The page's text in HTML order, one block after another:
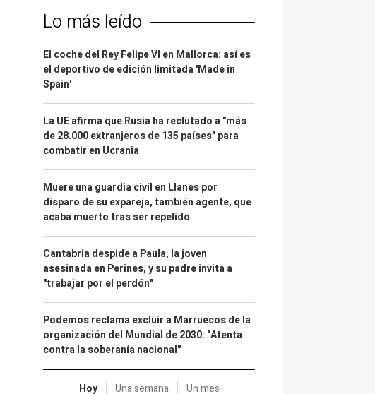
Lo más leído
El coche del Rey Felipe VI en Mallorca: así es
el deportivo de edición limitada 'Made in
Spain'
La UE afirma que Rusia ha reclutado a "más
de 28.000 extranjeros de 135 países" para
combatir en Ucrania
Muere una guardia civil en Llanes por
disparo de su expareja, también agente, que
acaba muerto tras ser repelido
Cantabria despide a Paula, la joven
asesinada en Perines, y su padre invita a
"trabajar por el perdón"
Podemos reclama excluir a Marruecos de la
organización del Mundial de 2030: "Atenta
contra la soberanía nacional"
Hoy Una semana Un mes